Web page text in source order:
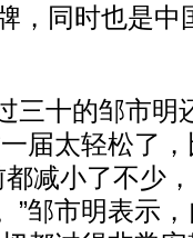
，同时也是中
十的邹市明
届太轻松了
减小了不少
”邹市明表示